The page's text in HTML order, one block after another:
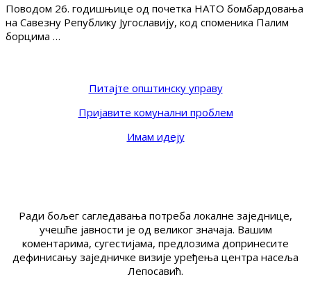
Поводом 26. годишњице од почетка НАТО бомбардовања
на Савезну Републику Југославију, код споменика Палим
борцима …
Питајте општинску управу
Пријавите комунални проблем
Имам идеју
Ради бољег сагледавања потреба локалне заједнице,
учешће јавности је од великог значаја. Вашим
коментарима, сугестијама, предлозима допринесите
дефинисању заједничке визије уређења центра насеља
Лепосавић.